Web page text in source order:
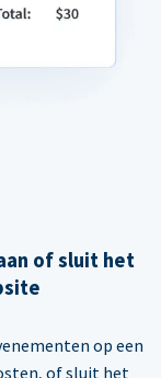
of sluit het
op een
of sluit het